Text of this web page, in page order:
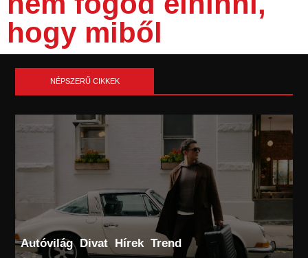
hogy miből
NÉPSZERŰ CIKKEK
Autóvilág Divat Hírek Trend